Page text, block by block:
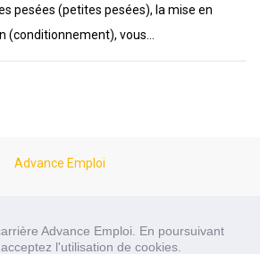
Advance Emploi. En poursuivant
l'utilisation de cookies.
pesées (petites pesées), la mise en
(conditionnement), vous...
Advance Emploi
logiciel de recrutement